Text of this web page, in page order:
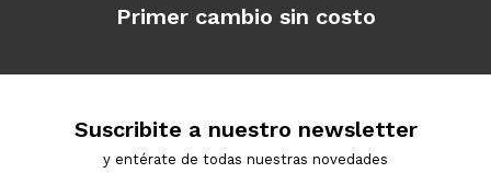
Primer cambio sin costo
Suscribite a nuestro newsletter
y entérate de todas nuestras novedades